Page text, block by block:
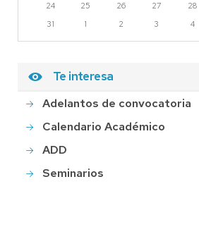
24
25 26 27 28
31
1 2 3 4
Te interesa
Adelantos de convocatoria
Calendario Académico
ADD
Seminarios